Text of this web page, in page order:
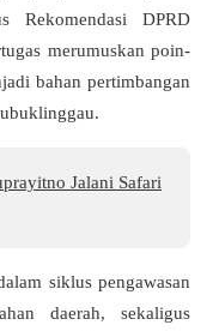
Rekomendasi DPRD
merumuskan poin-
bahan pertimbangan
Jalani Safari
siklus pengawasan
daerah, sekaligus